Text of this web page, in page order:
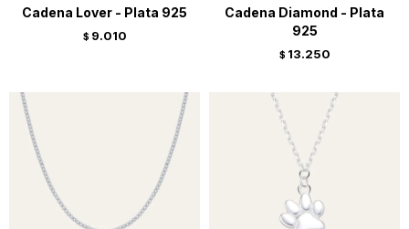
Cadena Lover - Plata 925
$ 9.010
Cadena Diamond - Plata
925
$ 13.250